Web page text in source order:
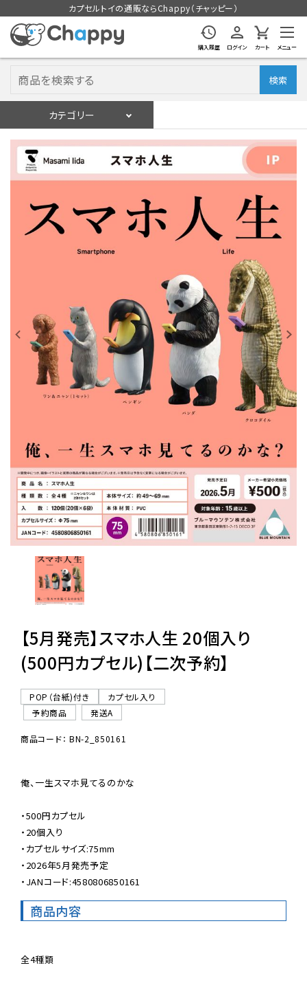
カプセルトイの通販ならChappy（チャッピー）
購入履歴 ログイン カート メニュー
検索
カテゴリー
ログイン 会員登録
入荷スケジュールをチェック
カプセルトイマシン本体
販促用空カプセル
レンタル
景品・玩具・文具
販促用カプセルトイ
よくあるご質問
ご利用ガイド
06-6282-7659
【5月発売】スマホ人生 20個入り
(500円カプセル)【二次予約】
POP（台紙)付き
カプセル入り
予約商品
発送A
商品コード： BN-2_850161
俺、一生スマホ見てるのかな
・500円カプセル
・20個入り
・カプセルサイズ:75mm
・2026年5月発売予定
・JANコード:4580806850161
商品内容
全4種類